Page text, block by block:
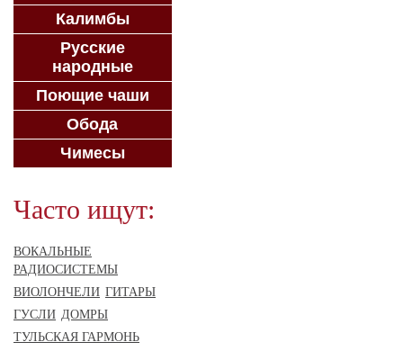
Калимбы
Русские
народные
Поющие чаши
Обода
Чимесы
Часто ищут:
ВОКАЛЬНЫЕ
РАДИОСИСТЕМЫ
ВИОЛОНЧЕЛИ ГИТАРЫ
ГУСЛИ ДОМРЫ
ТУЛЬСКАЯ ГАРМОНЬ